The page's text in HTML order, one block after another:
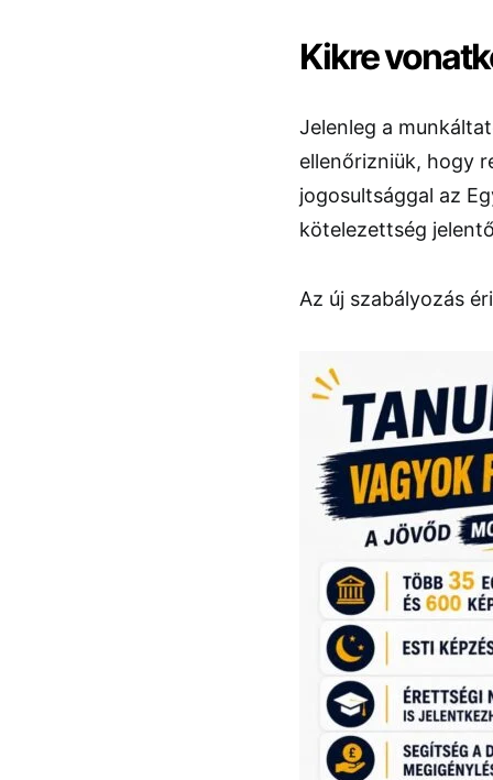
Kikre
Jelenleg a
ellenőrizniük, hogy
jogosultsággal az
kötelezettség
Az új szabályozás